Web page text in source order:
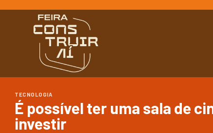
TECNOLOGIA
É possível ter uma sala de
investir